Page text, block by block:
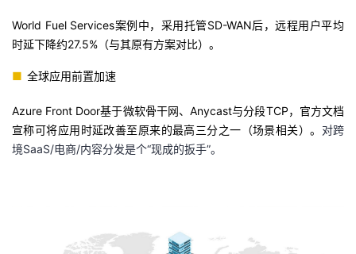
World Fuel Services案例中，采用托管SD-WAN后，远程用户平均
时延下降约27.5%（与其原有方案对比）。
■ 全球应用前置加速
Azure Front Door基于微软骨干网、Anycast与分段TCP，官方文档
宣称可将应用时延改善至原来的最高三分之一（场景相关）。 对跨
境SaaS/电商/内容分发是个“现成的扳手”。